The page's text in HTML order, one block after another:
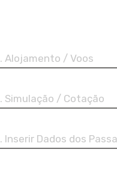
Alojamento / Voos
Simulação / Cotação
Inserir Dados dos